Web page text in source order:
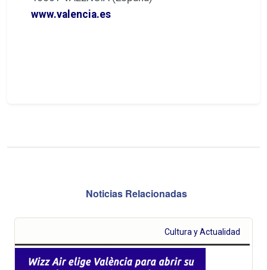
www.valencia.es
Noticias Relacionadas
Cultura y Actualidad